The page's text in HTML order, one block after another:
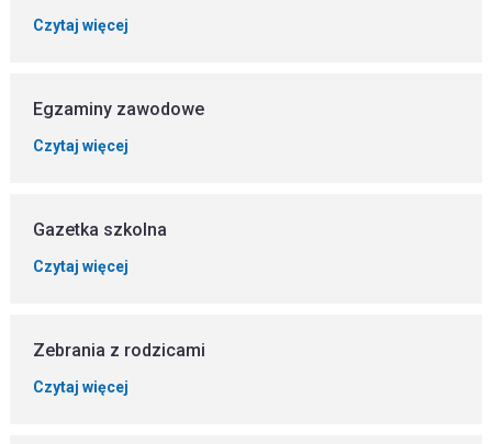
Czytaj więcej
Egzaminy zawodowe
Czytaj więcej
Gazetka szkolna
Czytaj więcej
Zebrania z rodzicami
Czytaj więcej